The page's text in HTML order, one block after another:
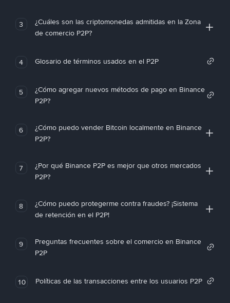
3
¿Cuáles son las criptomonedas admitidas en la Zona
de comercio P2P?
4 Glosario de términos usados en el P2P
5
¿Cómo agregar nuevos métodos de pago en Binance
P2P?
6
¿Cómo puedo vender Bitcoin localmente en Binance
P2P?
7
¿Por qué Binance P2P es mejor que otros mercados
P2P?
8
¿Cómo puedo protegerme contra fraudes? ¡Sistema
de retención en el P2P!
9
Preguntas frecuentes sobre el comercio en Binance
P2P
10 Políticas de las transacciones entre los usuarios P2P